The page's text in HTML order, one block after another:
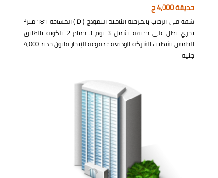
حديقة 4,000 ج
شقة في الرحاب بالمرحلة الثامنة النموذج (D ) المساحة 181 متر 2
بحري تطل على حديقة تشمل 3 نوم 3 حمام 2 بلكونة بالطابق
الخامس تشطيب الشركة الوديعة مدفوعة للإيجار قانون جديد 4,000
جنيه